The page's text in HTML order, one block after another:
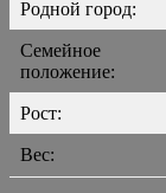
Родной город:
Семейное
положение:
Рост:
Вес: